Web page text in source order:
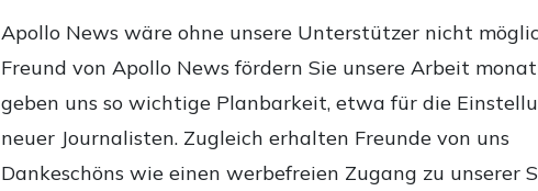
Apollo News wäre ohne unsere Unterstützer nicht
Freund von Apollo News fördern Sie unsere Arbeit
geben uns so wichtige Planbarkeit, etwa für die
neuer Journalisten. Zugleich erhalten Freunde von uns
Dankeschöns wie einen werbefreien Zugang zu unserer